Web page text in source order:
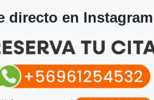
directo en Instagram